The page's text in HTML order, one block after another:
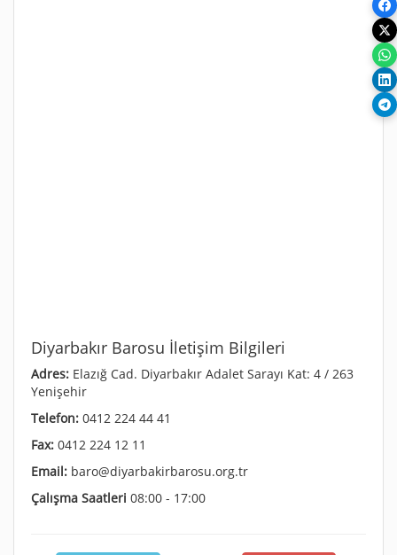
Diyarbakır Barosu İletişim Bilgileri
Adres: Elazığ Cad. Diyarbakır Adalet Sarayı Kat: 4 / 263
Yenişehir
Telefon: 0412 224 44 41
Fax: 0412 224 12 11
Email: baro@diyarbakirbarosu.org.tr
Çalışma Saatleri 08:00 - 17:00